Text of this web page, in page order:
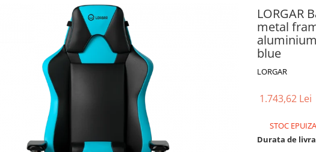
LORGAR
metal
blue
LORGAR
1.743,62 Lei
STOC
Durata de